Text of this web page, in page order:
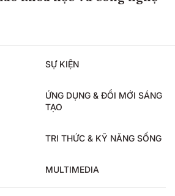
SỰ KIỆN
ỨNG DỤNG & ĐỔI MỚI SÁNG
TẠO
TRI THỨC & KỸ NĂNG SỐNG
MULTIMEDIA